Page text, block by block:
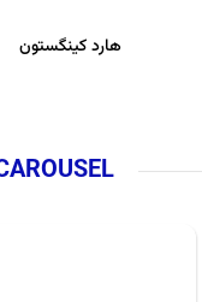
هارد کینگستون